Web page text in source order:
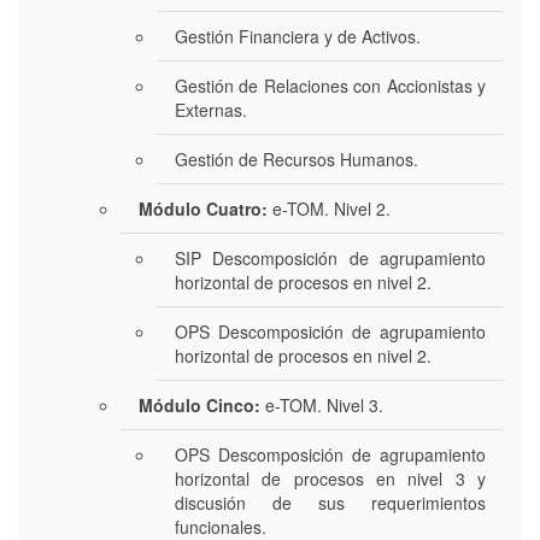
Gestión Financiera y de Activos.
Gestión de Relaciones con Accionistas y
Externas.
Gestión de Recursos Humanos.
Módulo Cuatro: e-TOM. Nivel 2.
SIP Descomposición de agrupamiento
horizontal de procesos en nivel 2.
OPS Descomposición de agrupamiento
horizontal de procesos en nivel 2.
Módulo Cinco: e-TOM. Nivel 3.
OPS Descomposición de agrupamiento
horizontal de procesos en nivel 3 y
discusión de sus requerimientos
funcionales.